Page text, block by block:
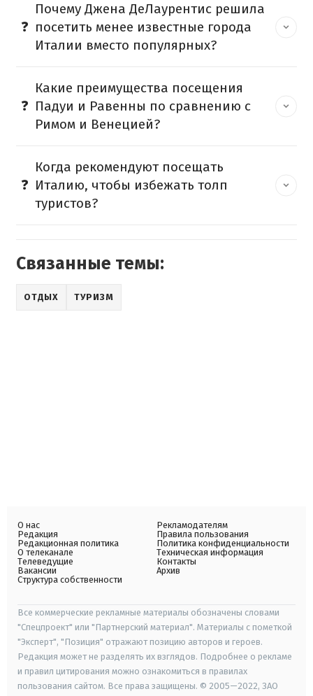
Почему Джена ДеЛаурентис решила
посетить менее известные города
Италии вместо популярных?
Какие преимущества посещения
Падуи и Равенны по сравнению с
Римом и Венецией?
Когда рекомендуют посещать
Италию, чтобы избежать толп
туристов?
Связанные темы:
ОТДЫХ ТУРИЗМ
О нас
Редакция
Редакционная политика
О телеканале
Телеведущие
Вакансии
Структура собственности
Рекламодателям
Правила пользования
Политика конфиденциальности
Техническая информация
Контакты
Архив
Все коммерческие рекламные материалы обозначены словами
"Спецпроект" или "Партнерский материал". Материалы с пометкой
"Эксперт", "Позиция" отражают позицию авторов и героев.
Редакция может не разделять их взглядов. Подробнее о рекламе
и правил цитирования можно ознакомиться в правилах
пользования сайтом. Все права защищены. © 2005—2022, ЗАО